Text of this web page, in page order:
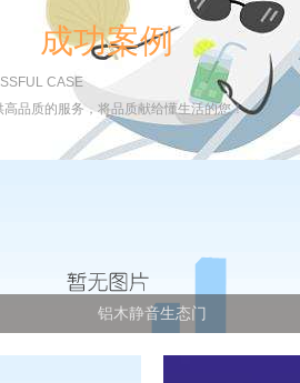
成功案例
CASE
品质的服务，将品质献给懂生活的您！
铝木静音生态门